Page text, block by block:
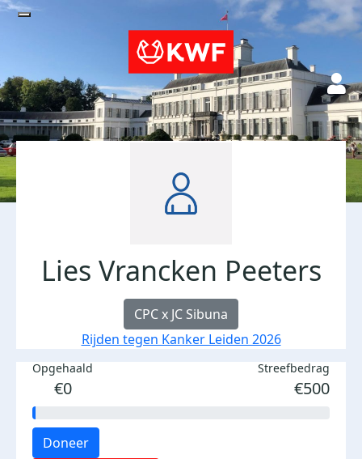
Lies Vrancken Peeters
CPC x JC Sibuna
Rijden tegen Kanker Leiden 2026
Opgehaald
€0
Streefbedrag
€500
Doneer